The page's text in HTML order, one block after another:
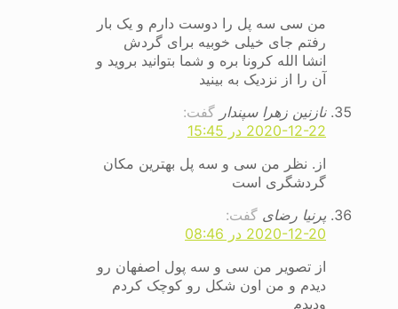
من سی سه پل را دوست دارم و یک بار
رفتم جای خیلی خوبیه برای گردش
انشا الله کرونا بره و شما بتوانید بروید و
آن را از نزدیک به بینید
نازنین زهرا سپندار گفت:
2020-12-22 در 15:45
از. نظر من سی و سه پل بهترین مکان
گردشگری است
پرنیا رضای گفت:
2020-12-20 در 08:46
از تصویر من سی و سه پول اصفهان رو
دیدم و من اون شکل رو کوچک کردم
ودیدم